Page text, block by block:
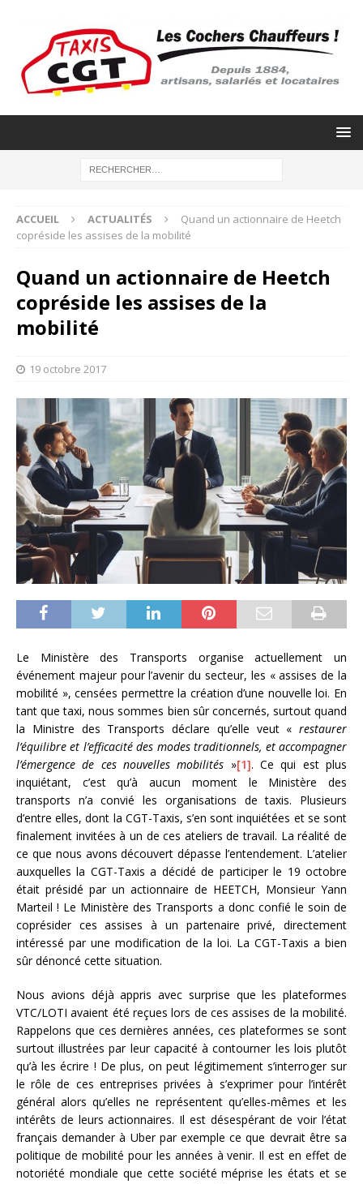
ACCUEIL ACTUALITÉS
Quand un actionnaire de Heetch
copréside les assises de la mobilité
Quand un actionnaire de Heetch
copréside les assises de la
mobilité
19 octobre 2017
Le Ministère des Transports organise actuellement un
événement majeur pour l’avenir du secteur, les « assises de la
mobilité », censées permettre la création d’une nouvelle loi. En
tant que taxi, nous sommes bien sûr concernés, surtout quand
la Ministre des Transports déclare qu’elle veut « restaurer
l’équilibre et l’efficacité des modes traditionnels, et accompagner
l’émergence de ces nouvelles mobilités »[1]. Ce qui est plus
inquiétant, c’est qu’à aucun moment le Ministère des
transports n’a convié les organisations de taxis. Plusieurs
d’entre elles, dont la CGT-Taxis, s’en sont inquiétées et se sont
finalement invitées à un de ces ateliers de travail. La réalité de
ce que nous avons découvert dépasse l’entendement. L’atelier
auxquelles la CGT-Taxis a décidé de participer le 19 octobre
était présidé par un actionnaire de HEETCH, Monsieur Yann
Marteil ! Le Ministère des Transports a donc confié le soin de
coprésider ces assises à un partenaire privé, directement
intéressé par une modification de la loi. La CGT-Taxis a bien
sûr dénoncé cette situation.
Nous avions déjà appris avec surprise que les plateformes
VTC/LOTI avaient été reçues lors de ces assises de la mobilité.
Rappelons que ces dernières années, ces plateformes se sont
surtout illustrées par leur capacité à contourner les lois plutôt
qu’à les écrire ! De plus, on peut légitimement s’interroger sur
le rôle de ces entreprises privées à s’exprimer pour l’intérêt
général alors qu’elles ne représentent qu’elles-mêmes et les
intérêts de leurs actionnaires. Il est désespérant de voir l’état
français demander à Uber par exemple ce que devrait être sa
politique de mobilité pour les années à venir. Il est en effet de
notoriété mondiale que cette société méprise les états et se